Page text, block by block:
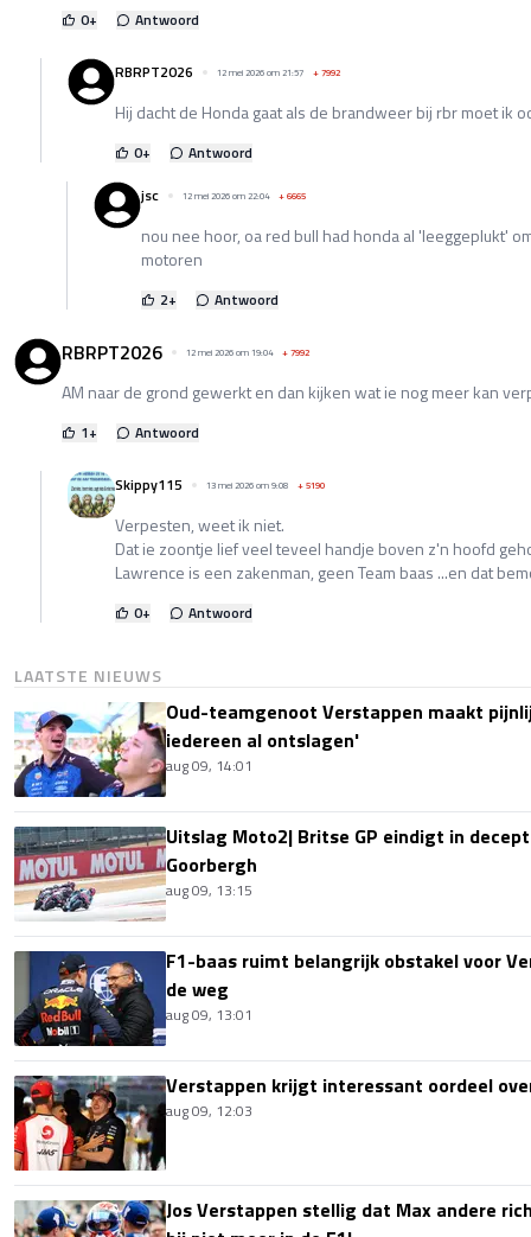
0+ Antwoord
RBRPT2026 12 mei 2026 om 21:57 +7992
Hij dacht de Honda gaat als de brandweer bij rbr moet ik
0+
Antwoord
jsc
12 mei 2026 om 22:04 +6665
nou nee hoor, oa red bull had honda al 'leeggeplukt'
motoren
2+ Antwoord
RBRPT2026 12 mei 2026 om 19:04 +7992
AM naar de grond gewerkt en dan kijken wat ie nog meer kan
1+ Antwoord
Skippy115 13 mei 2026 om 9:08 +5190
Verpesten, weet ik niet.
Dat ie zoontje lief veel teveel handje boven z'n hoofd
Lawrence is een zakenman, geen Team baas ...en dat
0+ Antwoord
LAATSTE NIEUWS
Oud-teamgenoot Verstappen maakt
iedereen al ontslagen'
aug 09, 14:01
Uitslag Moto2| Britse GP eindigt in
Goorbergh
aug 09, 13:15
F1-baas ruimt belangrijk obstakel voor
de weg
aug 09, 13:01
Verstappen krijgt interessant oordeel
aug 09, 12:03
Jos Verstappen stellig dat Max andere